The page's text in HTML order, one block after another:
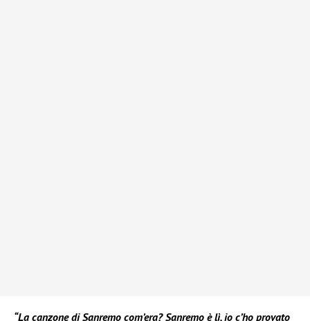
“La canzone di Sanremo com’era? Sanremo è lì, io c’ho provato